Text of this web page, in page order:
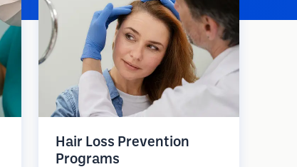
Hair Loss Prevention
Programs